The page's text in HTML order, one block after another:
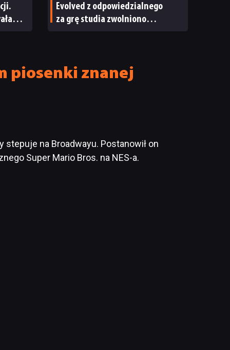
Evolved z odpowiedzialnego
za grę studia zwolniono
piosenki znanej
na Broadwayu. Postanowił on
Super Mario Bros. na NES-a.